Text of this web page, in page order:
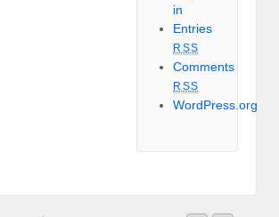
in
Entries
RSS
Comments
RSS
WordPress.org